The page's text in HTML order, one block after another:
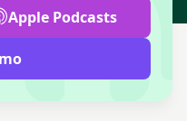
Apple Podcasts